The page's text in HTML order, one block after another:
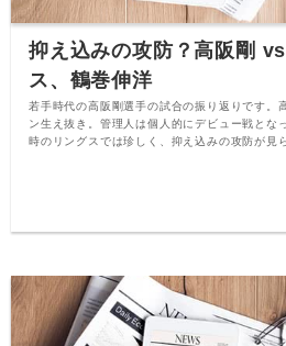
抑え込みの攻防？高阪剛
ス、鶴巻伸洋
若手時代の高阪剛選手の試合の振り返りです。
ン生え抜き。管理人は個人的にデビュー戦とな
時のリングスでは珍しく、抑え込みの攻防が見